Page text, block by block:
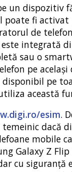
un dispozitiv
poate fi
de
este integrată
sau o
pe același
disponibil pe
această
esim.
dacă
mobile
Galaxy Z Flip
cu